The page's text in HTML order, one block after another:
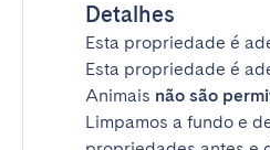
Detalhes
Esta propriedade é
Esta propriedade é
Animais não são
Limpamos a fundo e